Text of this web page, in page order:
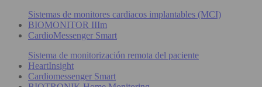
Sistemas de monitores cardiacos implantables (MCI)
BIOMONITOR IIIm
CardioMessenger Smart
Sistema de monitorización remota del paciente
HeartInsight
Cardiomessenger Smart